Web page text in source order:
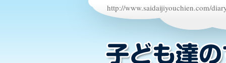
http://www.saidaijiyouchien.com/